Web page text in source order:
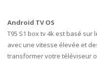
Android TV OS
T95 S1 box tv 4k est basé sur
avec une vitesse élevée et
transformer votre téléviseur